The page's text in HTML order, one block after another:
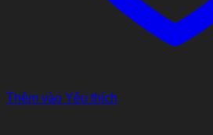
Thêm vào Yêu thích